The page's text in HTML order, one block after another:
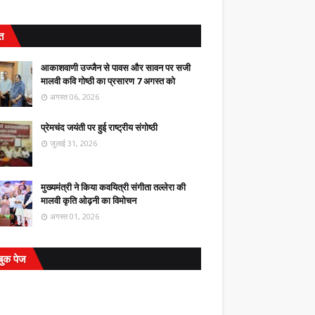
आकाशवाणी उज्जैन से पावस और सावन पर सजी
मालवी कवि गोष्ठी का प्रसारण 7 अगस्त को
अगस्त 06, 2026
प्रेमचंद जयंती पर हुई राष्ट्रीय संगोष्ठी
जुलाई 31, 2026
मुख्यमंत्री ने किया कवयित्री संगीता तल्लेरा की
मालवी कृति ओढ़नी का विमोचन
अगस्त 01, 2026
पेज